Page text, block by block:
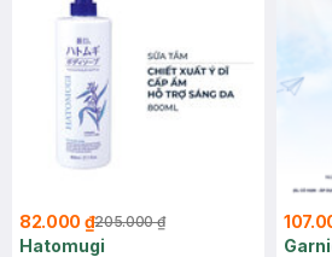
82.000 ₫205.000 ₫
Hatomugi